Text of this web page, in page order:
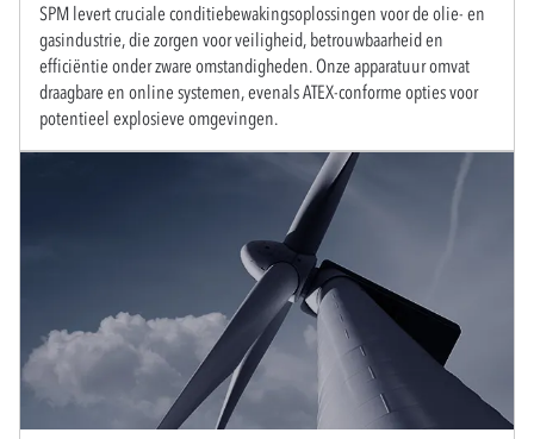
SPM levert cruciale conditiebewakingsoplossingen voor de olie- en
gasindustrie, die zorgen voor veiligheid, betrouwbaarheid en
efficiëntie onder zware omstandigheden. Onze apparatuur omvat
draagbare en online systemen, evenals ATEX-conforme opties voor
potentieel explosieve omgevingen.